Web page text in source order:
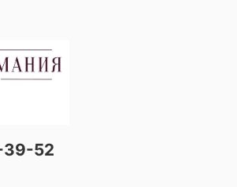
39-52